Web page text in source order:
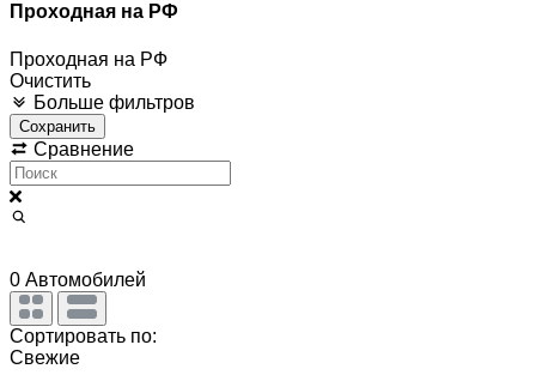
Проходная на РФ
Проходная на РФ
Очистить
Больше фильтров
Сохранить
Сравнение
0 Автомобилей
Сортировать по:
Свежие